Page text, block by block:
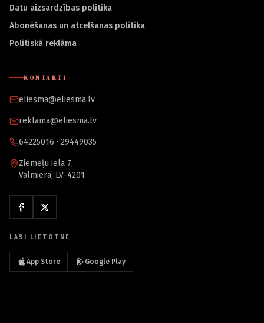
Datu aizsardzības politika
Abonēšanas un atcelšanas politika
Politiskā reklāma
KONTAKTI
eliesma@eliesma.lv
reklama@eliesma.lv
64225016 · 29449035
Ziemeļu iela 7,
Valmiera, LV-4201
LASI LIETOTNĒ
App Store Google Play